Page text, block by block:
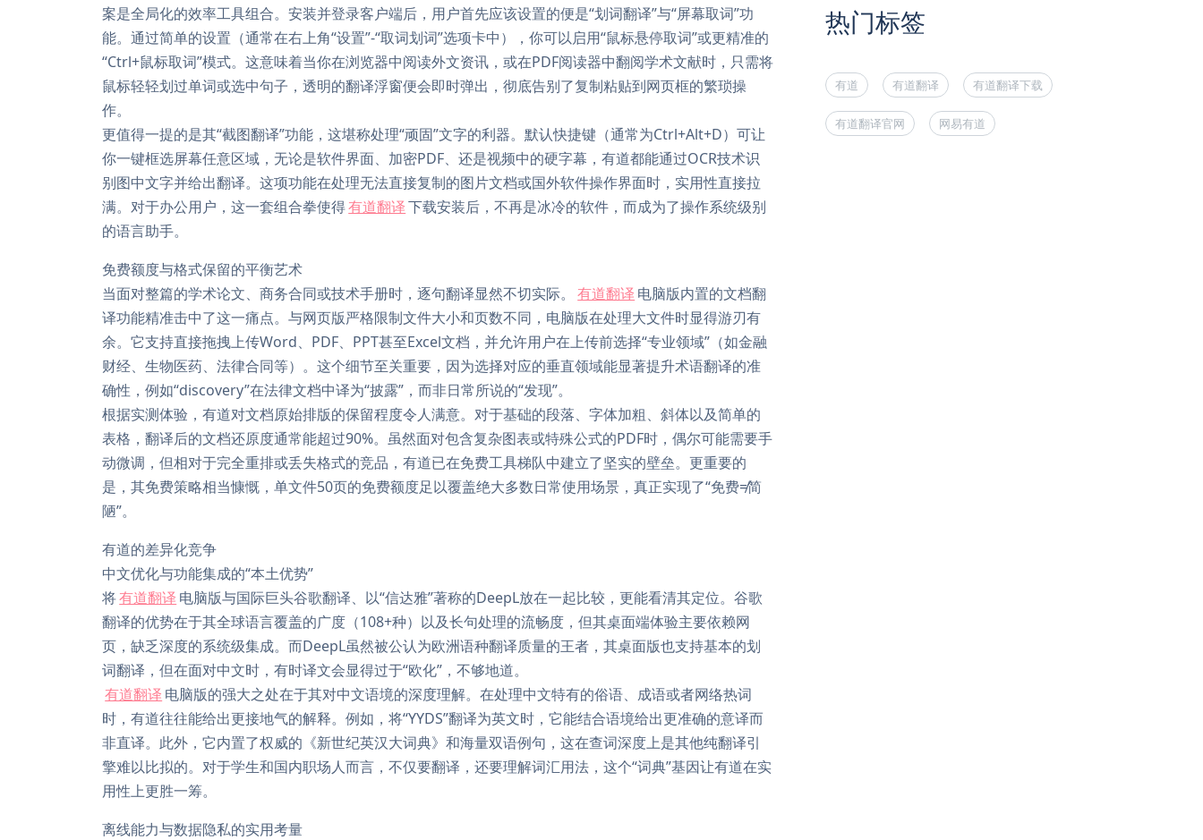
案是全局化的效率工具组合。安装并登录客户端后，用户首先应该设置的便是“划词翻译”与“屏幕取词”功
能。通过简单的设置（通常在右上角“设置”-“取词划词”选项卡中），你可以启用“鼠标悬停取词”或更精准的
“Ctrl+鼠标取词”模式。这意味着当你在浏览器中阅读外文资讯，或在PDF阅读器中翻阅学术文献时，只需将
鼠标轻轻划过单词或选中句子，透明的翻译浮窗便会即时弹出，彻底告别了复制粘贴到网页框的繁琐操
作。
更值得一提的是其“截图翻译”功能，这堪称处理“顽固”文字的利器。默认快捷键（通常为Ctrl+Alt+D）可让
你一键框选屏幕任意区域，无论是软件界面、加密PDF、还是视频中的硬字幕，有道都能通过OCR技术识
别图中文字并给出翻译。这项功能在处理无法直接复制的图片文档或国外软件操作界面时，实用性直接拉
满。对于办公用户，这一套组合拳使得有道翻译下载安装后，不再是冰冷的软件，而成为了操作系统级别
的语言助手。
免费额度与格式保留的平衡艺术
当面对整篇的学术论文、商务合同或技术手册时，逐句翻译显然不切实际。
有道翻译 电脑版内置的文档翻
译功能精准击中了这一痛点。与网页版严格限制文件大小和页数不同，电脑版在处理大文件时显得游刃有
余。它支持直接拖拽上传Word、PDF、PPT甚至Excel文档，并允许用户在上传前选择“专业领域”（如金融
财经、生物医药、法律合同等）。这个细节至关重要，因为选择对应的垂直领域能显著提升术语翻译的准
确性，例如“discovery”在法律文档中译为“披露”，而非日常所说的“发现”。
根据实测体验，有道对文档原始排版的保留程度令人满意。对于基础的段落、字体加粗、斜体以及简单的
表格，翻译后的文档还原度通常能超过90%。虽然面对包含复杂图表或特殊公式的PDF时，偶尔可能需要手
动微调，但相对于完全重排或丢失格式的竞品，有道已在免费工具梯队中建立了坚实的壁垒。更重要的
是，其免费策略相当慷慨，单文件50页的免费额度足以覆盖绝大多数日常使用场景，真正实现了“免费≠简
陋”。
有道的差异化竞争
中文优化与功能集成的“本土优势”
将有道翻译 电脑版与国际巨头谷歌翻译、以“信达雅”著称的DeepL放在一起比较，更能看清其定位。谷歌
翻译的优势在于其全球语言覆盖的广度（108+种）以及长句处理的流畅度，但其桌面端体验主要依赖网
页，缺乏深度的系统级集成。而DeepL虽然被公认为欧洲语种翻译质量的王者，其桌面版也支持基本的划
词翻译，但在面对中文时，有时译文会显得过于“欧化”，不够地道。
有道翻译 电脑版的强大之处在于其对中文语境的深度理解。在处理中文特有的俗语、成语或者网络热词
时，有道往往能给出更接地气的解释。例如，将“YYDS”翻译为英文时，它能结合语境给出更准确的意译而
非直译。此外，它内置了权威的《新世纪英汉大词典》和海量双语例句，这在查词深度上是其他纯翻译引
擎难以比拟的。对于学生和国内职场人而言，不仅要翻译，还要理解词汇用法，这个“词典”基因让有道在实
用性上更胜一筹。
离线能力与数据隐私的实用考量
热门标签
有道 有道翻译 有道翻译下载
有道翻译官网 网易有道